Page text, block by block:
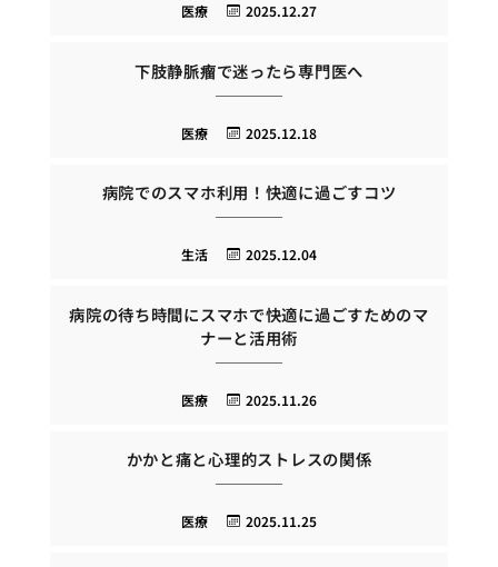
2025.12.27
医療
下肢静脈瘤で迷ったら専門医へ
2025.12.18
医療
病院でのスマホ利用！快適に過ごすコツ
2025.12.04
生活
病院の待ち時間にスマホで快適に過ごすためのマ
ナーと活用術
2025.11.26
医療
かかと痛と心理的ストレスの関係
2025.11.25
医療